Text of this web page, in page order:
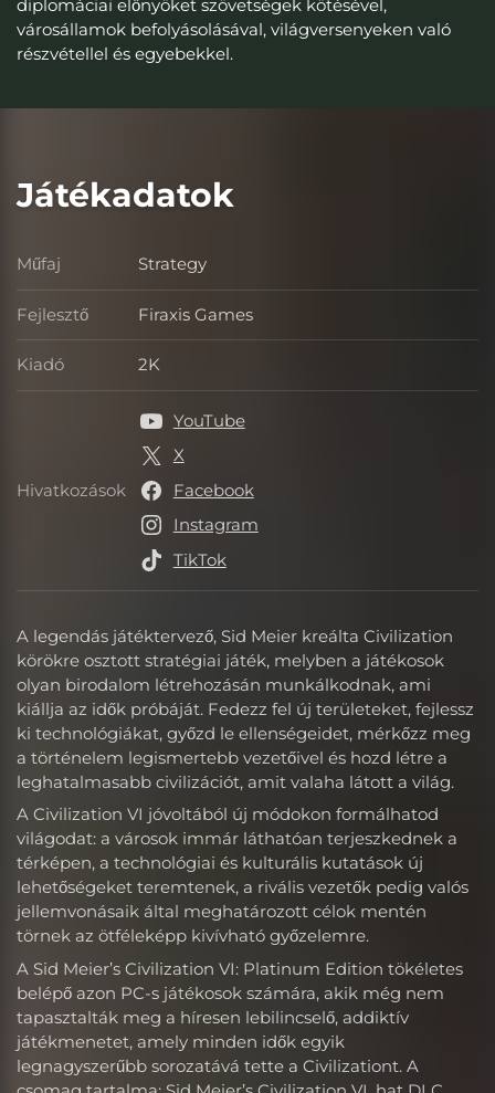
diplomáciai előnyöket szövetségek kötésével,
városállamok befolyásolásával, világversenyeken való
részvétellel és egyebekkel.
Játékadatok
A legendás játéktervező, Sid Meier kreálta Civilization
körökre osztott stratégiai játék, melyben a játékosok
olyan birodalom létrehozásán munkálkodnak, ami
kiállja az idők próbáját. Fedezz fel új területeket, fejlessz
ki technológiákat, győzd le ellenségeidet, mérkőzz meg
a történelem legismertebb vezetőivel és hozd létre a
leghatalmasabb civilizációt, amit valaha látott a világ.
A Civilization VI jóvoltából új módokon formálhatod
világodat: a városok immár láthatóan terjeszkednek a
térképen, a technológiai és kulturális kutatások új
lehetőségeket teremtenek, a rivális vezetők pedig valós
jellemvonásaik által meghatározott célok mentén
törnek az ötféleképp kivívható győzelemre.
A Sid Meier’s Civilization VI: Platinum Edition tökéletes
belépő azon PC-s játékosok számára, akik még nem
tapasztalták meg a híresen lebilincselő, addiktív
játékmenetet, amely minden idők egyik
legnagyszerűbb sorozatává tette a Civilizationt. A
Műfaj Műfaj
Strategy
Fejlesztő Fejlesztő
Firaxis Games
Kiadó Kiadó
2K
Hivatkozások Hivatkozások
YouTube
X
Facebook
Instagram
TikTok